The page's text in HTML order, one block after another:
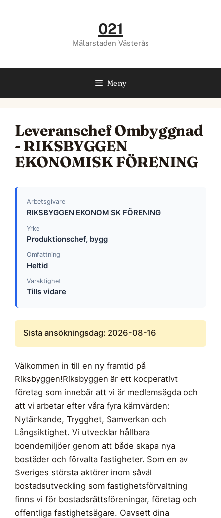
021
Mälarstaden Västerås
Meny
Leveranschef Ombyggnad
- RIKSBYGGEN
EKONOMISK FÖRENING
Arbetsgivare
RIKSBYGGEN EKONOMISK FÖRENING
Yrke
Produktionschef, bygg
Omfattning
Heltid
Varaktighet
Tills vidare
Sista ansökningsdag: 2026-08-16
Välkommen in till en ny framtid på
Riksbyggen!Riksbyggen är ett kooperativt
företag som innebär att vi är medlemsägda och
att vi arbetar efter våra fyra kärnvärden:
Nytänkande, Trygghet, Samverkan och
Långsiktighet. Vi utvecklar hållbara
boendemiljöer genom att både skapa nya
bostäder och förvalta fastigheter. Som en av
Sveriges största aktörer inom såväl
bostadsutveckling som fastighetsförvaltning
finns vi för bostadsrättsföreningar, företag och
offentliga fastighetsägare. Oavsett dina